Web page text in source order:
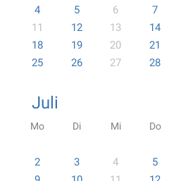
4
5 6 7
11
12 13 14
18
19 20 21
25
26 27 28
Juli
Mo Di Mi Do
2
3 4 5